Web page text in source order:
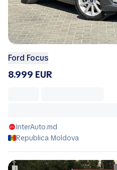
Ford Focus
8.999 EUR
InterAuto.md
Republica Moldova